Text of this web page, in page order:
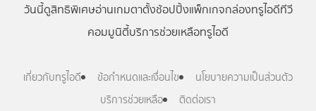
วันนี้ดูสิทธิพิเศษอ่านเกมตาตั้งช้อปปิ้งแพ็กเกจกล่องทรูไอดีทีวี
คอมมูนิตี้บริการช่วยเหลือทรูไอดี
เกี่ยวกับทรูไอดี ข้อกำหนดและเงื่อนไข
นโยบายความเป็นส่วนตัว
บริการช่วยเหลือ
ติดต่อเรา